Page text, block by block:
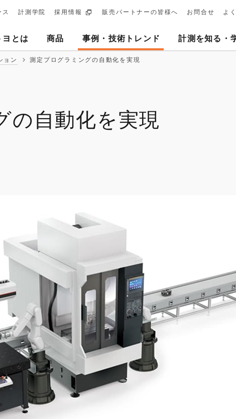
ヨとは 商品 事例・技術トレンド 計測を知る・
ス 計測学院 採用情報 販売パートナーの皆様へ お問合せ よ
ョン 測定プログラミングの自動化を実現
の自動化を実現